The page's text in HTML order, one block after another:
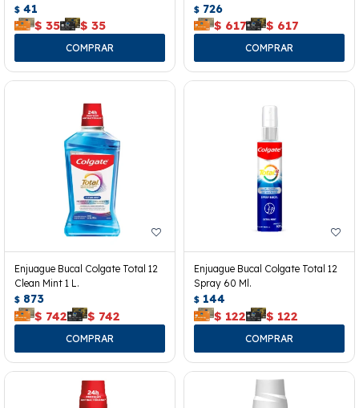
$ 41
$ 35 $ 35
$ 726
$ 617 $ 617
Enjuague Bucal Colgate Total 12
Clean Mint 1 L.
$ 873
$ 742 $ 742
Enjuague Bucal Colgate Total 12
Spray 60 Ml.
$ 144
$ 122 $ 122